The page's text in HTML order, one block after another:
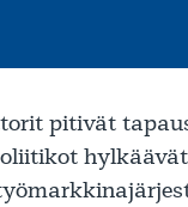
pitivät